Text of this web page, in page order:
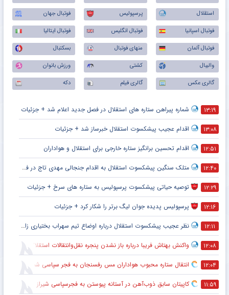
استقلال
پرسپولیس
فوتبال جهان
فوتبال اسپانیا
فوتبال انگلیس
فوتبال ایتالیا
فوتبال آلمان
منهای فوتبال
بسکتبال
والیبال
کشتی
ورزش بانوان
گالری عکس
گالری فیلم دکه
۱۳:۱۹ شماره پیراهن ستاره های استقلال در فصل جدید اعلام شد + جزئیات
۱۳:۰۸ اقدام عجیب پیشکسوت استقلال خبرساز شد + جزئیات
۱۲:۵۱ اقدام تحسین برانگیز ستاره خارجی برای استقلال و هواداران
۱۲:۴۰ متلک سنگین پیشکسوت استقلال به اقدام جنجالی مهدی تاج در فدراسیون فوتبال
۱۲:۲۹ توصیه حیاتی پیشکسوت پرسپولیس به ستاره های سرخ + جزئیات
۱۲:۱۶ پرسپولیس پدیده جوان لیگ برتر را شکار کرد + جزئیات
۱۲:۱۱ نظر عجیب پیشکسوت استقلال درباره اوضاع تیم سهراب بختیاری زاده + جزئیات
۱۲:۰۸ واکنش بهتاش فریبا درباره باز نشدن پنجره نقل‌وانتقالات استقلال
۱۲:۰۴ انتقال ستاره محبوب هواداران مس رفسنجان به فجر سپاسی شیراز
۱۱:۵۹ کاپیتان سابق ذوب‌آهن در آستانه پیوستن به فجرسپاسی شیراز